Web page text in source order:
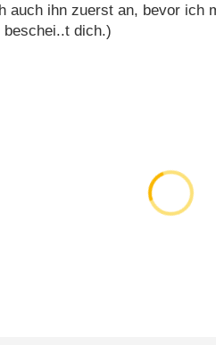
auch ihn zuerst an, bevor ich
beschei..t dich.)